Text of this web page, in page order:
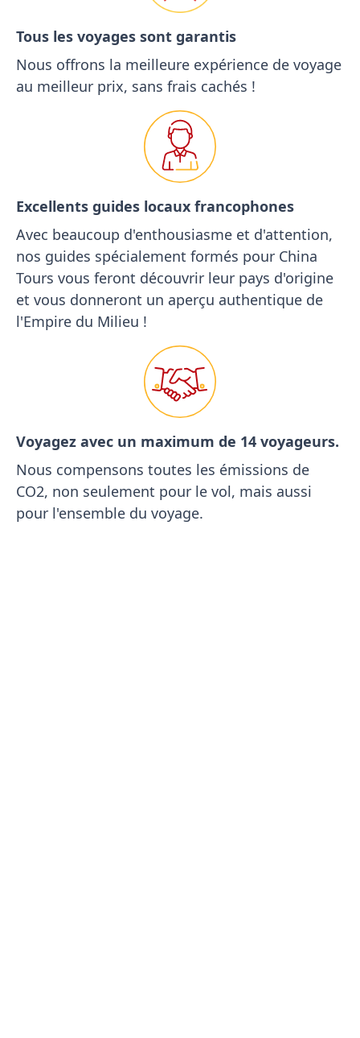
Tous les voyages sont garantis
Nous offrons la meilleure expérience de voyage
au meilleur prix, sans frais cachés !
Excellents guides locaux francophones
Avec beaucoup d'enthousiasme et d'attention,
nos guides spécialement formés pour China
Tours vous feront découvrir leur pays d'origine
et vous donneront un aperçu authentique de
l'Empire du Milieu !
Voyagez avec un maximum de 14 voyageurs.
Nous compensons toutes les émissions de
CO2, non seulement pour le vol, mais aussi
pour l'ensemble du voyage.